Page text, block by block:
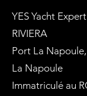
YES Yacht
RIVIERA
Port La
La Napoule
Immatriculé au